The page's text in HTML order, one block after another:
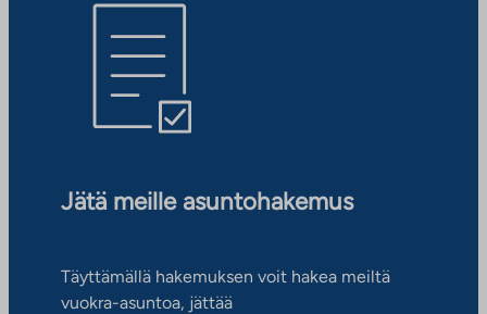
Jätä meille asuntohakemus
Täyttämällä hakemuksen voit hakea meiltä
vuokra-asuntoa, jättää